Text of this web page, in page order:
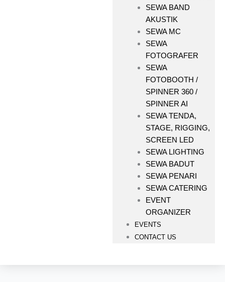
SEWA BAND
AKUSTIK
SEWA MC
SEWA
FOTOGRAFER
SEWA
FOTOBOOTH /
SPINNER 360 /
SPINNER AI
SEWA TENDA,
STAGE, RIGGING,
SCREEN LED
SEWA LIGHTING
SEWA BADUT
SEWA PENARI
SEWA CATERING
EVENT
ORGANIZER
EVENTS
CONTACT US